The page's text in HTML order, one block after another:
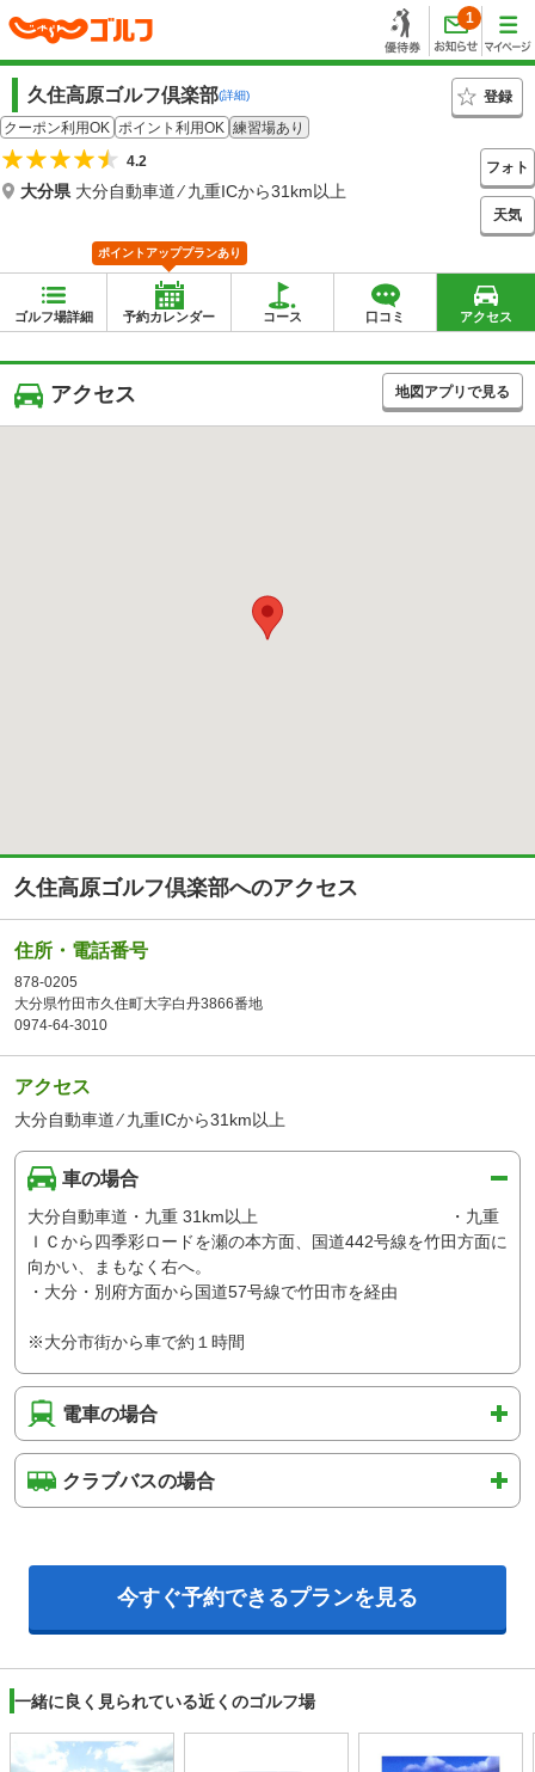
1
久住高原ゴルフ倶楽部(詳細)
登録
クーポン利用OK ポイント利用OK 練習場あり
4.2
大分県 大分自動車道 ⁄ 九重ICから31km以上
フォト
天気
ゴルフ場詳細 予約カレンダー
ポイントアッププランあり
コース 口コミ アクセス
アクセス 地図アプリで見る
久住高原ゴルフ倶楽部へのアクセス
住所・電話番号
878-0205
大分県竹田市久住町大字白丹3866番地
0974-64-3010
アクセス
大分自動車道 ⁄ 九重ICから31km以上
車の場合
大分自動車道・九重 31km以上 ・九重
ＩＣから四季彩ロードを瀬の本方面、国道442号線を竹田方面に
向かい、まもなく右へ。
・大分・別府方面から国道57号線で竹田市を経由
※大分市街から車で約１時間
電車の場合
クラブバスの場合
今すぐ予約できるプランを見る
一緒に良く見られている近くのゴルフ場